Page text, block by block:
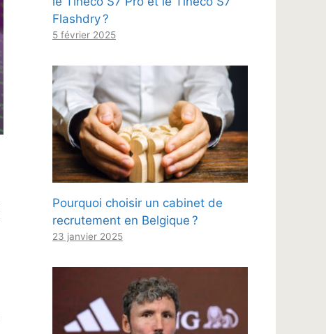
Flashdry ?
5 février 2025
Pourquoi choisir un cabinet de
recrutement en Belgique ?
23 janvier 2025